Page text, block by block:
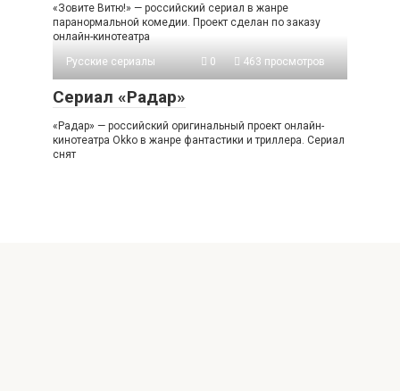
«Зовите Витю!» — российский сериал в жанре
паранормальной комедии. Проект сделан по заказу
онлайн-кинотеатра
Русские сериалы
0 463 просмотров
Сериал «Радар»
«Радар» — российский оригинальный проект онлайн-
кинотеатра Okko в жанре фантастики и триллера. Сериал
снят